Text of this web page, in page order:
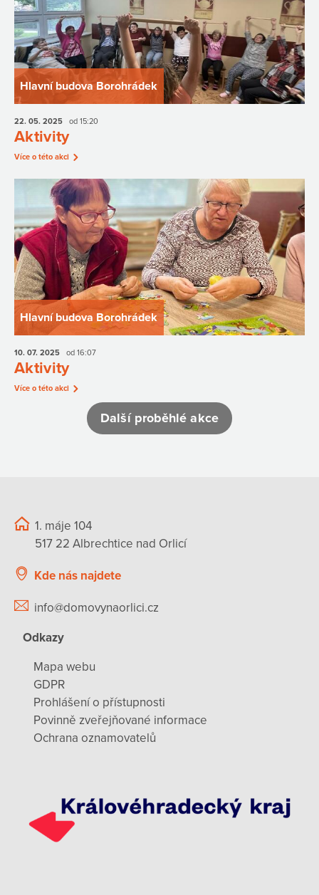
Hlavní budova Borohrádek
22. 05. 2025 od 15:20
Aktivity
Více o této akci
Hlavní budova Borohrádek
10. 07. 2025 od 16:07
Aktivity
Více o této akci
Další proběhlé akce
1. máje 104
517 22 Albrechtice nad Orlicí
Kde nás najdete
info@domovynaorlici.cz
Odkazy
Mapa webu
GDPR
Prohlášení o přístupnosti
Povinně zveřejňované informace
Ochrana oznamovatelů